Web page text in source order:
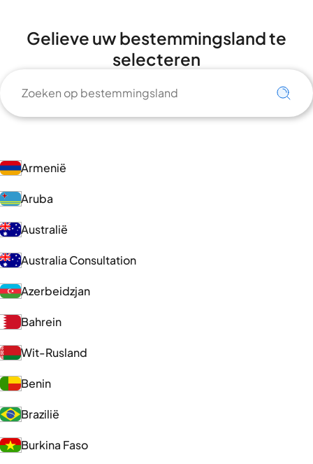
Gelieve uw bestemmingsland te
selecteren
Armenië
Aruba
Australië
Australia Consultation
Azerbeidzjan
Bahrein
Wit-Rusland
Benin
Brazilië
Burkina Faso